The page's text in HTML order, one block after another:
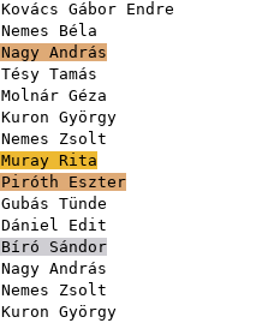
Kovács Gábor Endre
Nemes Béla
Nagy András
Tésy Tamás
Molnár Géza
Kuron György
Nemes Zsolt
Muray Rita
Piróth Eszter
Gubás Tünde
Dániel Edit
Bíró Sándor
Nagy András
Nemes Zsolt
Kuron György